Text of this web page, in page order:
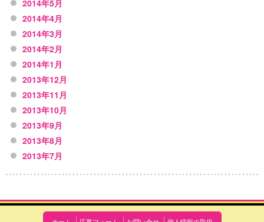
2014年5月
2014年4月
2014年3月
2014年2月
2014年1月
2013年12月
2013年11月
2013年10月
2013年9月
2013年8月
2013年7月